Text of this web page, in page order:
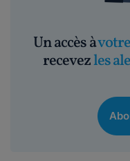
Un accès à
recevezles